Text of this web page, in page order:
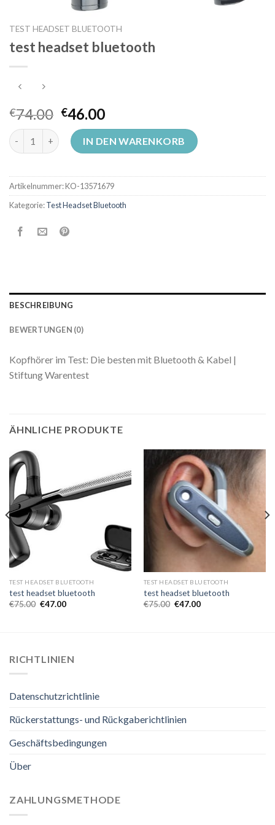
TEST HEADSET BLUETOOTH
test headset bluetooth
€74.00 €46.00
test headset bluetooth MengeIN DEN WARENKORB
Artikelnummer:KO-13571679
Kategorie:Test Headset Bluetooth
BESCHREIBUNG
BEWERTUNGEN (0)
Kopfhörer im Test: Die besten mit Bluetooth & Kabel |
Stiftung Warentest
ÄHNLICHE PRODUKTE
TEST HEADSET BLUETOOTH
test headset bluetooth
€75.00 €47.00
TEST HEADSET BLUETOOTH
test headset bluetooth
€75.00 €47.00
RICHTLINIEN
Datenschutzrichtlinie
Rückerstattungs- und Rückgaberichtlinien
Geschäftsbedingungen
Über
ZAHLUNGSMETHODE